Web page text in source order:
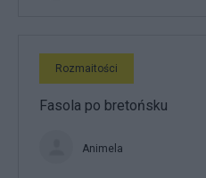
Rozmaitości
Fasola po bretońsku
Animela